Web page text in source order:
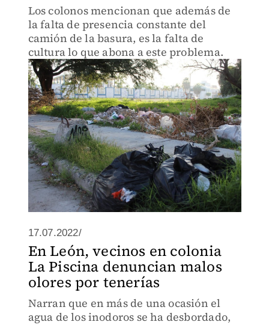
Los colonos mencionan que además de
la falta de presencia constante del
camión de la basura, es la falta de
cultura lo que abona a este problema.
17.07.2022/
En León, vecinos en colonia
La Piscina denuncian malos
olores por tenerías
Narran que en más de una ocasión el
agua de los inodoros se ha desbordado,